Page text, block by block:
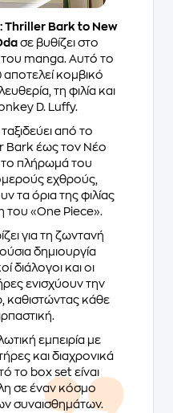
Thriller Bark to New
σε βυθίζει στο
manga. Αυτό το
κομβικό
τη φιλία και
D. Luffy.
από το
Bark έως τον Νέο
πλήρωμά του
εχθρούς,
τα όρια της φιλίας
του «One Piece».
για τη ζωντανή
δημιουργία
διάλογοι και οι
ενισχύουν την
καθιστώντας κάθε
εμπειρία με
και διαχρονικά
το box set είναι
σε έναν κόσμο
συναισθημάτων.